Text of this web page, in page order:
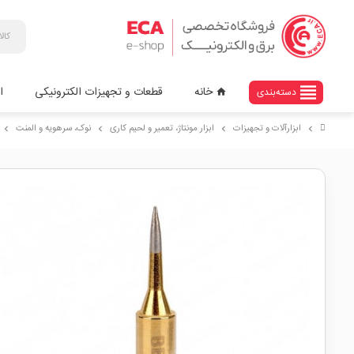
view_headline دسته‌بندی home خانه قطعات و تجهیزات الکترونیکی
chevron_right ابزارآلات و تجهیزات chevron_right ابزار مونتاژ، تعمیر و لحیم کاری chevron_right نوک، سرهویه و المنت chevron_right